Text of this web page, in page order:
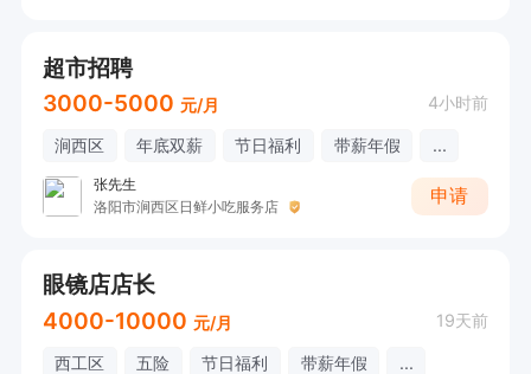
超市招聘
3000-5000 元/月 4小时前
涧西区 年底双薪 节日福利 带薪年假 ...
张先生
洛阳市涧西区日鲜小吃服务店
申请
眼镜店店长
4000-10000 元/月 19天前
西工区 五险 节日福利 带薪年假 ...